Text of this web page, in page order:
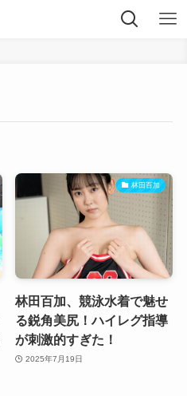
林田百加
林田百加、競泳水着で魅せ
る鋭角美尻！ハイレグ指導
が刺激的すぎた！
2025年7月19日